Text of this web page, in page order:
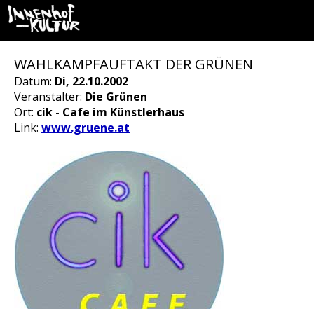
WAHLKAMPFAUFTAKT DER GRÜNEN
Datum: Di, 22.10.2002
Veranstalter: Die Grünen
Ort: cik - Cafe im Künstlerhaus
Link: www.gruene.at